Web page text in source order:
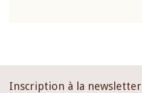
Inscription à la newsletter